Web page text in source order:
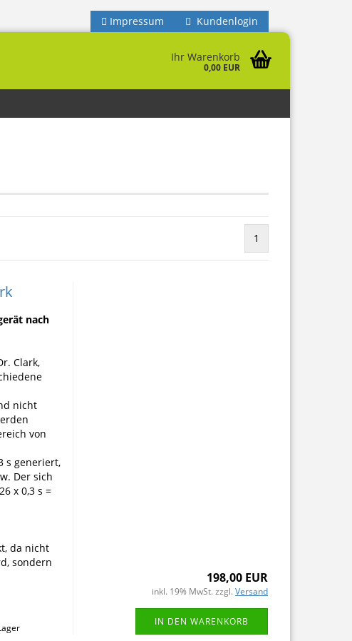
Impressum Kundenlogin
Ihr Warenkorb
0,00 EUR
1
nach
Clark,
nicht
von
s generiert,
Der sich
x 0,3 s =
da nicht
sondern
198,00 EUR
inkl. 19% MwSt. zzgl. Versand
IN DEN WARENKORB